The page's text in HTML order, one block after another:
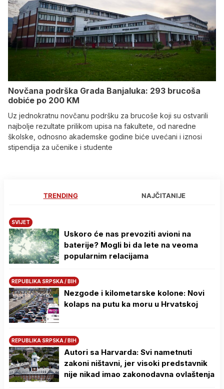
Novčana podrška Grada Banjaluka: 293 brucoša
dobiće po 200 KM
Uz jednokratnu novčanu podršku za brucoše koji su ostvarili
najbolje rezultate prilikom upisa na fakultete, od naredne
školske, odnosno akademske godine biće uvećani i iznosi
stipendija za učenike i studente
TRENDING NAJČITANIJE
SVIJET
Uskoro će nas prevoziti avioni na
baterije? Mogli bi da lete na veoma
popularnim relacijama
REPUBLIKA SRPSKA / BIH
Nezgode i kilometarske kolone: Novi
kolaps na putu ka moru u Hrvatskoj
REPUBLIKA SRPSKA / BIH
Autori sa Harvarda: Svi nametnuti
zakoni ništavni, jer visoki predstavnik
nije nikad imao zakonodavna ovlaštenja